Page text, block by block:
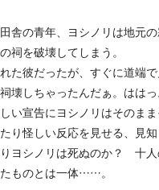
舎の青年、ヨシノリは地元
祠を破壊してしまう。
た彼だったが、すぐに道端で
しちゃったんだぁ。ははっ
い宣告にヨシノリはそのま
り怪しい反応を見せる、見
ヨシノリは死ぬのか？ 十人
ものとは一体……。